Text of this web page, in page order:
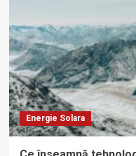
Energie Solara